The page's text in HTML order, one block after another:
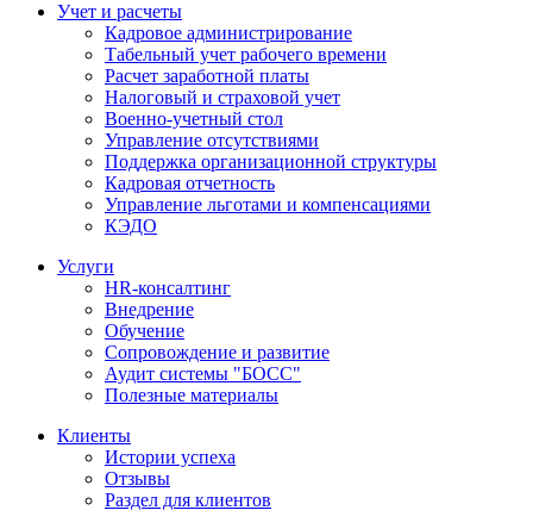
Учет и расчеты
Кадровое администрирование
Табельный учет рабочего времени
Расчет заработной платы
Налоговый и страховой учет
Военно-учетный стол
Управление отсутствиями
Поддержка организационной структуры
Кадровая отчетность
Управление льготами и компенсациями
КЭДО
Услуги
HR-консалтинг
Внедрение
Обучение
Сопровождение и развитие
Аудит системы "БОСС"
Полезные материалы
Клиенты
Истории успеха
Отзывы
Раздел для клиентов